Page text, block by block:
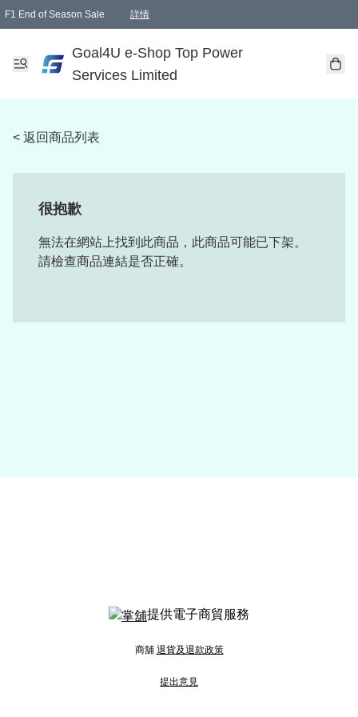
F1 End of Season Sale 詳情
Goal4U e-Shop Top Power
Services Limited
< 返回商品列表
很抱歉
無法在網站上找到此商品，此商品可能已下架。
請檢查商品連結是否正確。
提供電子商貿服務
商舖 退貨及退款政策
提出意見